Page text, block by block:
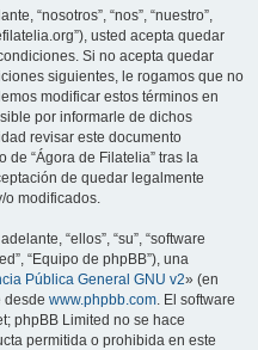
“nosotros”, “nos”, “nuestro”,
usted acepta quedar
Si no acepta quedar
siguientes, le rogamos que no
modificar estos términos en
por informarle de dichos
revisar este documento
“Ágora de Filatelia” tras la
de quedar legalmente
o modificados.
“ellos”, “su”, “software
“Equipo de phpBB”), una
Pública General GNU v2» (en
desde www.phpbb.com. El software
phpBB Limited no se hace
permitida o prohibida en este